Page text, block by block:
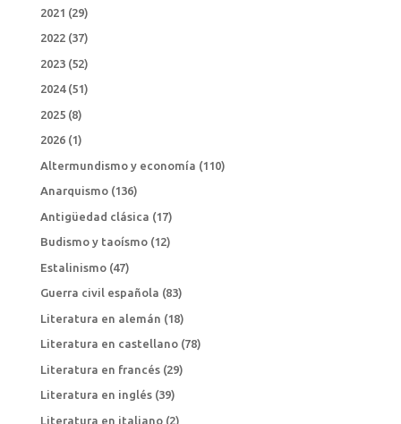
2021 (29)
2022(37)
2023(52)
2024(51)
2025(8)
2026(1)
Altermundismo y economía (110)
Anarquismo(136)
Antigüedad clásica (17)
Budismo y taoísmo(12)
Estalinismo(47)
Guerra civil española (83)
Literatura en alemán (18)
Literatura en castellano(78)
Literatura en francés(29)
Literatura en inglés(39)
Literatura en italiano(2)